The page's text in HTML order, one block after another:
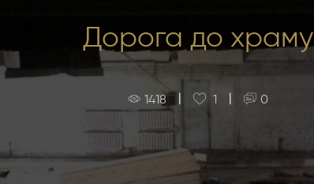
Дорога до храму
1418 1 0